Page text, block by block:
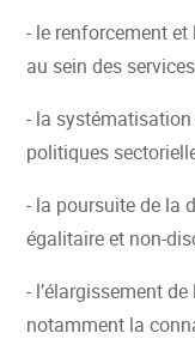
- le renforcement
au sein des
- la systématisation
politiques
- la poursuite de la
égalitaire et non-
- l’élargissement
notamment la